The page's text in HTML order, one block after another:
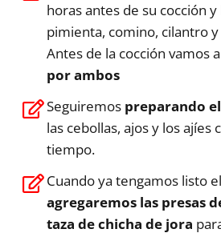
horas antes de su cocción
pimienta, comino, cilantro
Antes de la cocción vamos a
por ambos
Seguiremos preparando
las cebollas, ajos y los ajíes
tiempo.
Cuando ya tengamos listo
agregaremos las presas
taza de chicha de jora